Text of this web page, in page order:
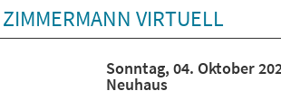
VIRTUELL
Sonntag, 04. Oktober
Neuhaus